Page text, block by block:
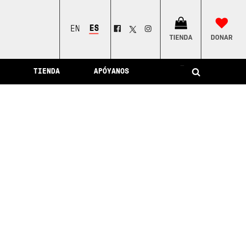
ENGLISHESPAÑOL
TIENDA DONAR
TIENDA APÓYANOS
–